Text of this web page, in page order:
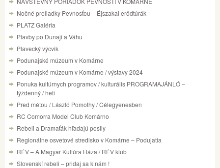
Nočné preliadky Pevnosťou – Éjszakai erődtúrák
PLATZ Galéria
Plavby po Dunaji a Váhu
Plavecký výcvik
Podunajské múzeum v Komárne
Podunajské múzeum v Komárne / výstavy 2024
Ponuka kultúrnych programov / kulturális PROGRAMAJÁNLÓ –
týždenný / heti
Pred métou / László Pomothy / Célegyenesben
RC Comorra Model Club Komárno
Rebeli a Dramaťák hľadajú posily
Regionálne osvetové stredisko v Komárne – Podujatia
RÉV – A Magyar Kultúra Háza / RÉV klub
Slovenskí rebeli – pridaj sa k nám !